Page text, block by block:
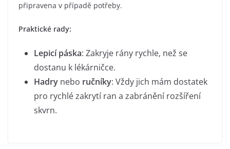
připravena v případě potřeby.
Praktické rady:
Lepicí páska: Zakryje rány rychle, než se
dostanu k lékárničce.
Hadry nebo ručníky: Vždy jich mám dostatek
pro rychlé zakrytí ran a zabránění rozšíření
skvrn.